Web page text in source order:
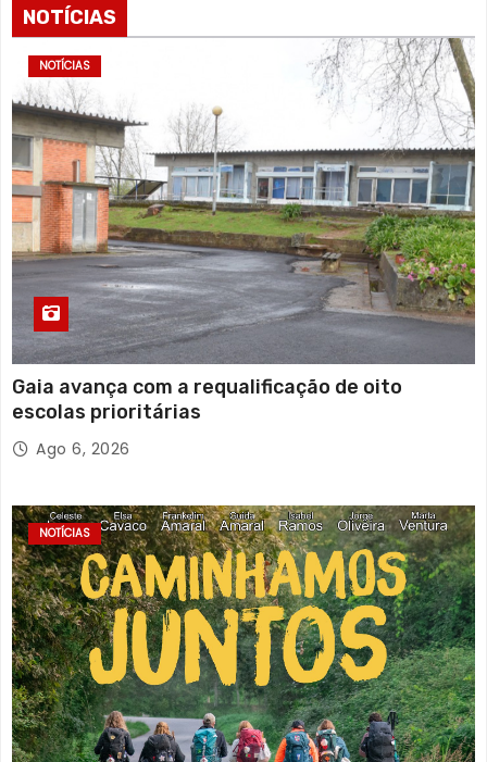
NOTÍCIAS
NOTÍCIAS
Gaia avança com a requalificação de oito
escolas prioritárias
Ago 6, 2026
NOTÍCIAS